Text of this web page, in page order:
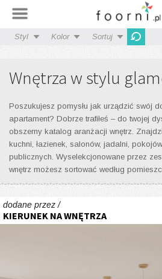
Styl Kolor Sortuj
Wnętrza w stylu
Poszukujesz pomysłu jak urządzić swój
apartament? Dobrze trafiłeś – do twojej
obszerny katalog aranżacji wnętrz.
kuchni, łazienek, salonów, jadalni,
publicznych. Wyselekcjonowane przez
wnętrz możesz sortować według
dodane przez /
KIERUNEK NA WNĘTRZA